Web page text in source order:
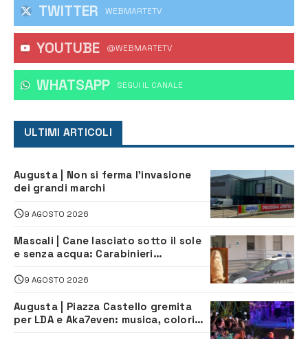
TWITTER WEBMARTETV
YOUTUBE @WEBMARTETV
WHATSAPP ‎SEGUI IL CANALE
ULTIMI ARTICOLI
Augusta | Non si ferma l’invasione
dei grandi marchi
9 AGOSTO 2026
Mascali | Cane lasciato sotto il sole
e senza acqua: Carabinieri
9 AGOSTO 2026
Augusta | Piazza Castello gremita
per LDA e Aka7even: musica, colori